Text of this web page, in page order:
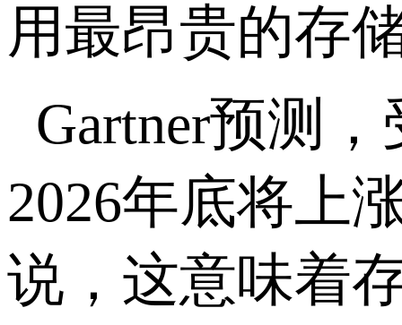
用最昂贵的存
Gartner预测，
2026年底将上
说，这意味着